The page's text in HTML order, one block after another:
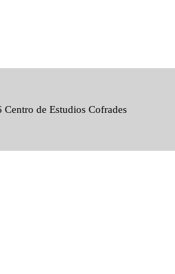
Centro de Estudios Cofrades